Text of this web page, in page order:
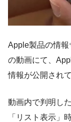
Apple製品の情報
の動画にて、
情報が公開され
動画内で判明し
「リスト表示」